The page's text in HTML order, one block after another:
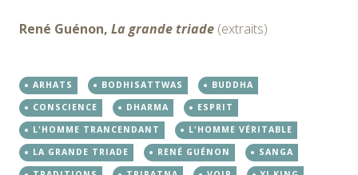
René Guénon, La grande triade (extraits)
ARHATS BODHISATTWAS
BUDDHA
CONSCIENCE
DHARMA
ESPRIT
L'HOMME TRANCENDANT
L'HOMME VÉRITABLE
LA GRANDE TRIADE
RENÉ GUÉNON
SANGA